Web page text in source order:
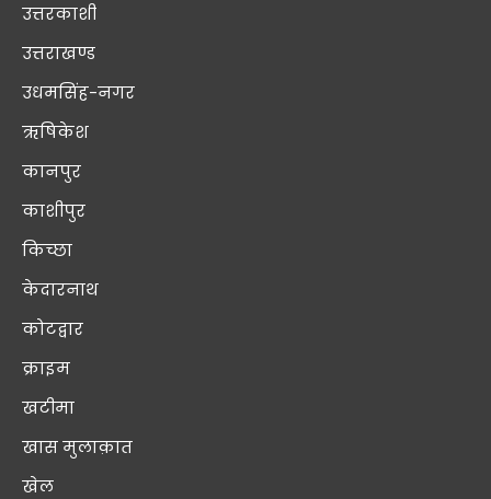
उत्तरकाशी
उत्तराखण्ड
उधमसिंह-नगर
ऋषिकेश
कानपुर
काशीपुर
किच्छा
केदारनाथ
कोटद्वार
क्राइम
खटीमा
खास मुलाक़ात
खेल